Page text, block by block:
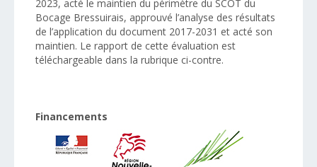
2023, acté le maintien du périmètre du SCOT du
Bocage Bressuirais, approuvé l’analyse des résultats
de l’application du document 2017-2031 et acté son
maintien. Le rapport de cette évaluation est
téléchargeable dans la rubrique ci-contre.
Financements